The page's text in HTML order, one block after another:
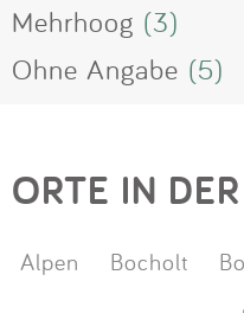
Mehrhoog (3)
Ohne Angabe (5)
ORTE IN
Alpen Bocholt